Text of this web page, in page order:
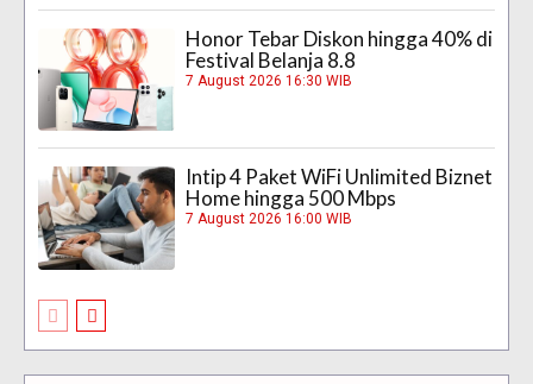
Honor Tebar Diskon hingga 40% di
Festival Belanja 8.8
7 August 2026 16:30 WIB
Intip 4 Paket WiFi Unlimited Biznet
Home hingga 500 Mbps
7 August 2026 16:00 WIB